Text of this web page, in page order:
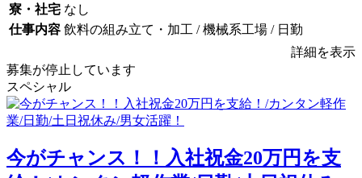
寮・社宅 なし
仕事内容 飲料の組み立て・加工 / 機械系工場 / 日勤
詳細を表示
募集が停止しています
スペシャル
今がチャンス！！入社祝金20万円を支